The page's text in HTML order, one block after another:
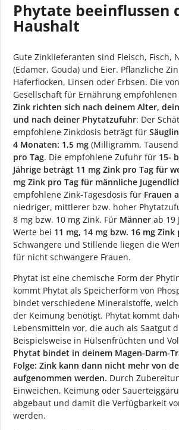
Phytate beeinflussen
Haushalt
Gute Zinklieferanten sind Fleisch, Fisch,
(Edamer, Gouda) und Eier. Pflanzliche
Haferflocken, Linsen oder Erbsen. Die
Gesellschaft für Ernährung
Zink richten sich nach deinem Alter,
und nach deiner Phytatzufuhr: Der
empfohlene Zinkdosis beträgt für
4 Monaten: 1,5 mg (Milligramm,
pro Tag. Die empfohlene Zufuhr für 15-
Jährige beträgt 11 mg Zink pro Tag für
mg Zink pro Tag für männliche
empfohlene Zink-Tagesdosis für Frauen
niedriger, mittlerer bzw. hoher
8 mg bzw. 10 mg Zink. Für Männer ab 19
Werte bei 11 mg, 14 mg bzw. 16 mg Zink
Schwangere und Stillende liegen die
für nicht schwangere Frauen.
Phytat ist eine chemische Form der
kommt Phytat als Speicherform von
bindet verschiedene Mineralstoffe,
der Keimung benötigt. Phytat kommt
Lebensmitteln vor, die auch als Saatgut
Beispielsweise in Hülsenfrüchten und
Phytat bindet in deinem Magen-Darm-
Folge: Zink kann dann nicht mehr von
aufgenommen werden. Durch
Einweichen, Keimung oder
abgebaut und damit die Verfügbarkeit
werden.